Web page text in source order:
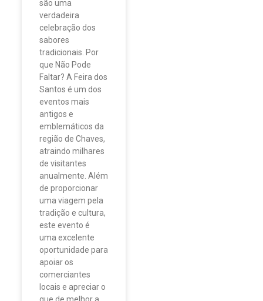
são uma
verdadeira
celebração dos
sabores
tradicionais. Por
que Não Pode
Faltar? A Feira dos
Santos é um dos
eventos mais
antigos e
emblemáticos da
região de Chaves,
atraindo milhares
de visitantes
anualmente. Além
de proporcionar
uma viagem pela
tradição e cultura,
este evento é
uma excelente
oportunidade para
apoiar os
comerciantes
locais e apreciar o